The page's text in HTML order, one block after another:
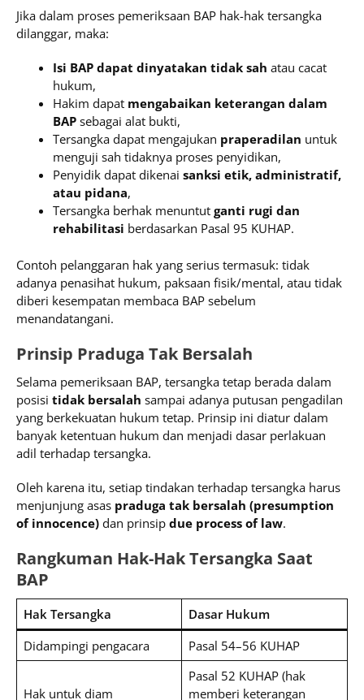
Jika dalam proses pemeriksaan BAP hak-hak tersangka
dilanggar, maka:
Isi BAP dapat dinyatakan tidak sah atau cacat
hukum,
Hakim dapat mengabaikan keterangan dalam
BAP sebagai alat bukti,
Tersangka dapat mengajukan praperadilan untuk
menguji sah tidaknya proses penyidikan,
Penyidik dapat dikenai sanksi etik, administratif,
atau pidana,
Tersangka berhak menuntut ganti rugi dan
rehabilitasi berdasarkan Pasal 95 KUHAP.
Contoh pelanggaran hak yang serius termasuk: tidak
adanya penasihat hukum, paksaan fisik/mental, atau tidak
diberi kesempatan membaca BAP sebelum
menandatangani.
Prinsip Praduga Tak Bersalah
Selama pemeriksaan BAP, tersangka tetap berada dalam
posisi tidak bersalah sampai adanya putusan pengadilan
yang berkekuatan hukum tetap. Prinsip ini diatur dalam
banyak ketentuan hukum dan menjadi dasar perlakuan
adil terhadap tersangka.
Oleh karena itu, setiap tindakan terhadap tersangka harus
menjunjung asas praduga tak bersalah (presumption
of innocence) dan prinsip due process of law.
Rangkuman Hak-Hak Tersangka Saat
BAP
Hak Tersangka
Dasar Hukum
Didampingi pengacara
Pasal 54–56 KUHAP
Hak untuk diam
Pasal 52 KUHAP (hak
memberi keterangan